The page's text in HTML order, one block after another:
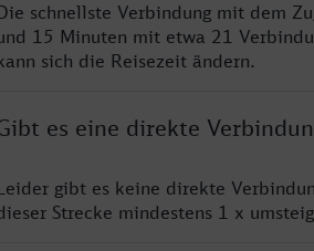
schnellste Verbindung mit dem
15 Minuten mit etwa 21
sich die Reisezeit ändern.
es eine direkte
gibt es keine direkte
Strecke mindestens 1 x